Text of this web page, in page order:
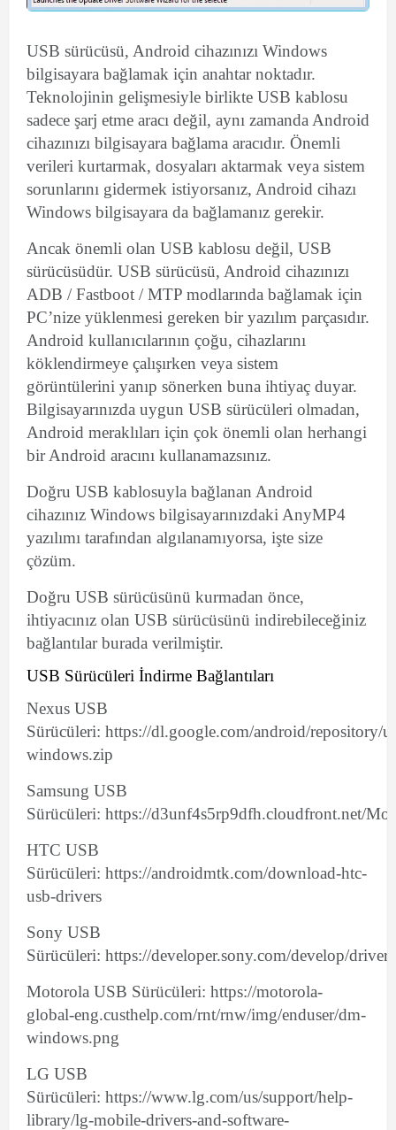
USB sürücüsü, Android cihazınızı Windows
bilgisayara bağlamak için anahtar noktadır.
Teknolojinin gelişmesiyle birlikte USB kablosu
sadece şarj etme aracı değil, aynı zamanda Android
cihazınızı bilgisayara bağlama aracıdır. Önemli
verileri kurtarmak, dosyaları aktarmak veya sistem
sorunlarını gidermek istiyorsanız, Android cihazı
Windows bilgisayara da bağlamanız gerekir.
Ancak önemli olan USB kablosu değil, USB
sürücüsüdür. USB sürücüsü, Android cihazınızı
ADB / Fastboot / MTP modlarında bağlamak için
PC’nize yüklenmesi gereken bir yazılım parçasıdır.
Android kullanıcılarının çoğu, cihazlarını
köklendirmeye çalışırken veya sistem
görüntülerini yanıp sönerken buna ihtiyaç duyar.
Bilgisayarınızda uygun USB sürücüleri olmadan,
Android meraklıları için çok önemli olan herhangi
bir Android aracını kullanamazsınız.
Doğru USB kablosuyla bağlanan Android
cihazınız Windows bilgisayarınızdaki AnyMP4
yazılımı tarafından algılanamıyorsa, işte size
çözüm.
Doğru USB sürücüsünü kurmadan önce,
ihtiyacınız olan USB sürücüsünü indirebileceğiniz
bağlantılar burada verilmiştir.
USB Sürücüleri İndirme Bağlantıları
Nexus USB
Sürücüleri: https://dl.google.com/android/repository/
windows.zip
Samsung USB
Sürücüleri: https://d3unf4s5rp9dfh.cloudfront.net/
HTC USB
Sürücüleri: https://androidmtk.com/download-htc-
usb-drivers
Sony USB
Sürücüleri: https://developer.sony.com/develop/
Motorola USB Sürücüleri: https://motorola-
global-eng.custhelp.com/rnt/rnw/img/enduser/dm-
windows.png
LG USB
Sürücüleri: https://www.lg.com/us/support/help-
library/lg-mobile-drivers-and-software-